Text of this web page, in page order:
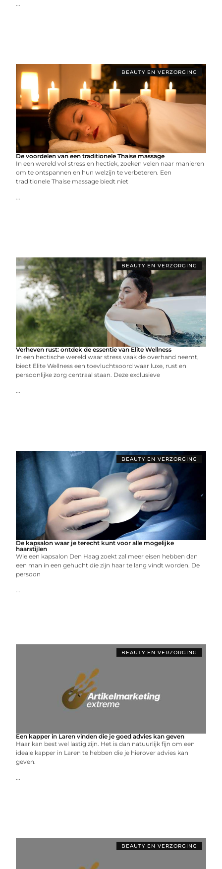
...
BEAUTY EN VERZORGING
De voordelen van een traditionele Thaise massage
In een wereld vol stress en hectiek, zoeken velen naar manieren
om te ontspannen en hun welzijn te verbeteren. Een
traditionele Thaise massage biedt niet
...
BEAUTY EN VERZORGING
Verheven rust: ontdek de essentie van Elite Wellness
In een hectische wereld waar stress vaak de overhand neemt,
biedt Elite Wellness een toevluchtsoord waar luxe, rust en
persoonlijke zorg centraal staan. Deze exclusieve
...
BEAUTY EN VERZORGING
De kapsalon waar je terecht kunt voor alle mogelijke
haarstijlen
Wie een kapsalon Den Haag zoekt zal meer eisen hebben dan
een man in een gehucht die zijn haar te lang vindt worden. De
persoon
...
BEAUTY EN VERZORGING
Een kapper in Laren vinden die je goed advies kan geven
Haar kan best wel lastig zijn. Het is dan natuurlijk fijn om een
ideale kapper in Laren te hebben die je hierover advies kan
geven.
...
BEAUTY EN VERZORGING